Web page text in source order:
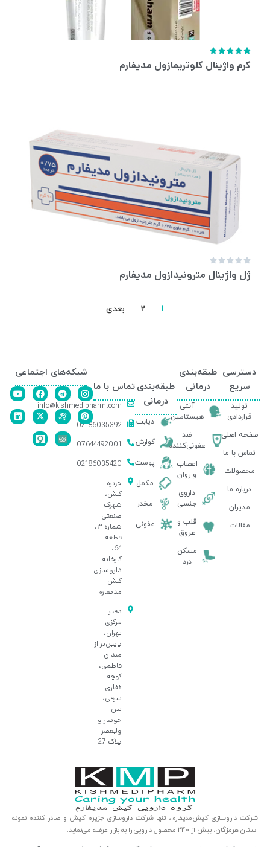





کرم واژینال کلوتریمازول مدیفارم





ژل واژینال مترونیدازول مدیفارم
1
2 بعدی
دسترسی
سریع
تولید
قراردادی
صفحه اصلی
تماس با ما
محصولات
درباره ما
مدیران
مقالات
طبقه‌بندی
درمانی
آنتی
هیستامین
ضد
عفونی‌کننده
اعصاب
و روان
داروی
جنسی
قلب و
عروق
مسکن
درد
طبقه‌بندی
درمانی
دیابت
گوارش
پوست
مکمل
مخدر
عفونی
تماس با ما
info@kishmedipharm.com
02186035392
07644492001
02186035420
جزیره
کیش،
شهرک
صنعتی
شماره ۳،
قطعه
64،
کارخانه
داروسازی
کیش
مدیفارم
دفتر
مرکزی
تهران،
پایین‌تر از
میدان
فاطمی،
کوچه
غفاری
شرقی،
بین
جویبار و
ولیعصر
پلاک 27
شبکه‌های اجتماعی
شرکت داروسازی کیش‌مدیفارم، تنها شرکت داروسازی جزیره کیش و صادر کننده نمونه
استان هرمزگان، بیش از 240 محصول دارویی را به بازار عرضه می‌نماید.